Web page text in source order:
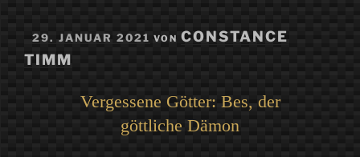
VERÖFFENTLICHT
29. JANUAR 2021 VON CONSTANCE
TIMM
Vergessene Götter: Bes, der
göttliche Dämon